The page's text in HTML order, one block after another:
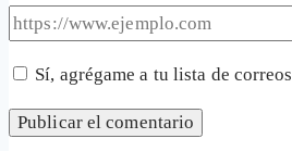
Sí, agrégame a tu lista de correos